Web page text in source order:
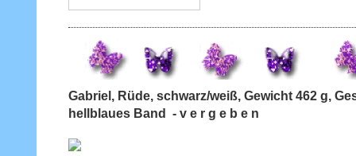
Gabriel, Rüde, schwarz/weiß, Gewicht 462 g,
hellblaues Band - v e r g e b e n